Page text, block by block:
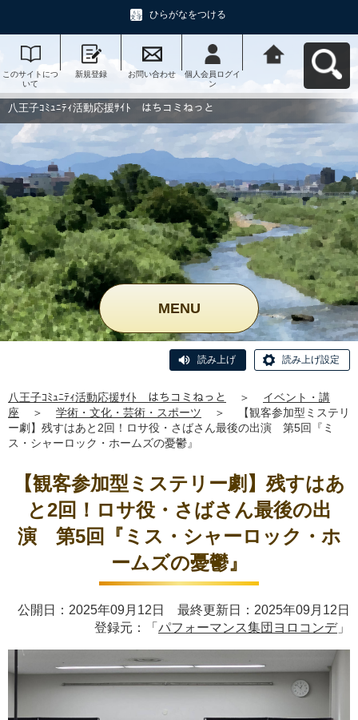
ひらがなをつける
このサイトにつ
いて
新規登録 お問い合わせ
個人会員ログイ
ン
動応援ｻｲﾄ はち
コミねっとへ戻
八王子ｺﾐｭﾆﾃｨ活動応援ｻｲﾄ はちコミねっと
MENU
読み上げ 読み上げ設定
八王子ｺﾐｭﾆﾃｨ活動応援ｻｲﾄ はちコミねっと ＞
イベント・講
座
＞ 学術・文化・芸術・スポーツ ＞
【観客参加型ミステリ
ー劇】残すはあと2回！ロサ役・さばさん最後の出演 第5回『ミ
ス・シャーロック・ホームズの憂鬱』
【観客参加型ミステリー劇】残すはあ
と2回！ロサ役・さばさん最後の出
演 第5回『ミス・シャーロック・ホ
ームズの憂鬱』
公開日：2025年09月12日 最終更新日：2025年09月12日
登録元：「 パフォーマンス集団ヨロコンデ」